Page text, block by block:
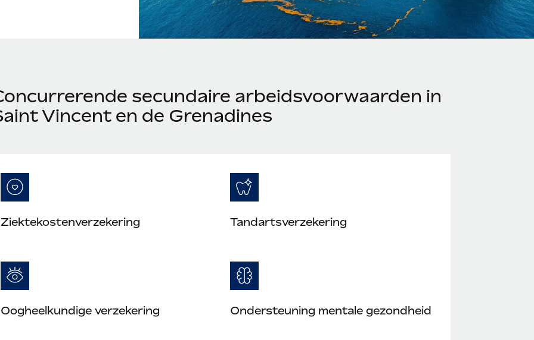
secundaire arbeidsvoorwaarden in
Vincent en de Grenadines
Ziektekostenverzekering Tandartsverzekering
Oogheelkundige verzekering Ondersteuning mentale gezondheid